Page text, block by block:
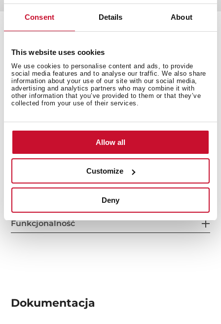
Consent Details About
This website uses cookies
We use cookies to personalise content and ads, to provide
social media features and to analyse our traffic. We also share
information about your use of our site with our social media,
advertising and analytics partners who may combine it with
other information that you’ve provided to them or that they’ve
collected from your use of their services.
Allow all
Customize
Deny
Dane techniczne
Bateria podtynkowa 2 drożna
System chłodnego dotyku - zapobiega poparzeniom
Bezpieczna temperatura 38°C
Funkcjonalność
Dokumentacja